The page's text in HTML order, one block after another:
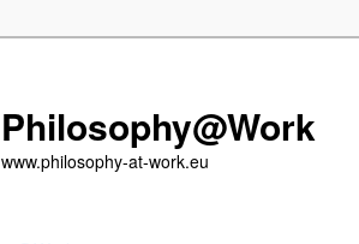
Philosophy@Work
www.philosophy-at-work.eu